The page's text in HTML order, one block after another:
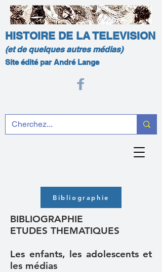
HISTOIRE DE LA TELEVISION
(et de quelques autres médias)
Site édité par André Lange
Bibliographie
BIBLIOGRAPHIE
ETUDES THEMATIQUES
Les enfants, les adolescents et
les médias